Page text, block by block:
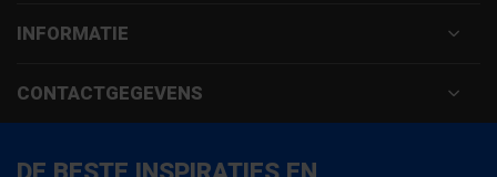
INFORMATIE
CONTACTGEGEVENS